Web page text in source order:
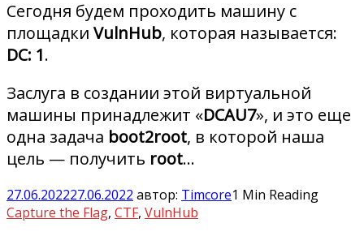
Сегодня будем проходить машину с
площадки VulnHub, которая называется:
DC: 1.
Заслуга в создании этой виртуальной
машины принадлежит «DCAU7», и это еще
одна задача boot2root, в которой наша
цель — получить root…
27.06.202227.06.2022 автор: Timcore1 Min Reading
Capture the Flag, CTF, VulnHub